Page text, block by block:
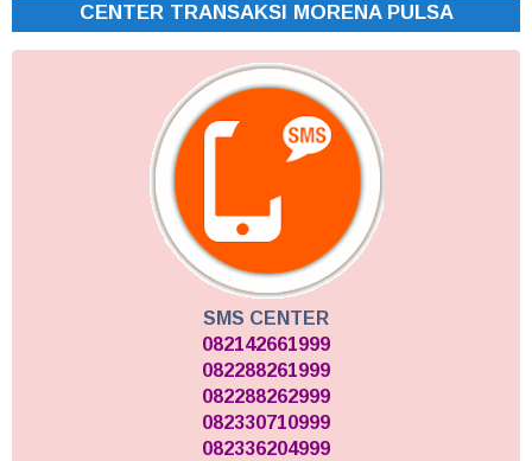
CENTER TRANSAKSI MORENA PULSA
SMS CENTER
082142661999
082288261999
082288262999
082330710999
082336204999